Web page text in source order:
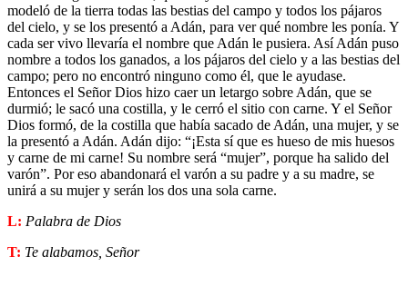
modeló de la tierra todas las bestias del campo y todos los pájaros
del cielo, y se los presentó a Adán, para ver qué nombre les ponía. Y
cada ser vivo llevaría el nombre que Adán le pusiera. Así Adán puso
nombre a todos los ganados, a los pájaros del cielo y a las bestias del
campo; pero no encontró ninguno como él, que le ayudase.
Entonces el Señor Dios hizo caer un letargo sobre Adán, que se
durmió; le sacó una costilla, y le cerró el sitio con carne. Y el Señor
Dios formó, de la costilla que había sacado de Adán, una mujer, y se
la presentó a Adán. Adán dijo: “¡Esta sí que es hueso de mis huesos
y carne de mi carne! Su nombre será “mujer”, porque ha salido del
varón”. Por eso abandonará el varón a su padre y a su madre, se
unirá a su mujer y serán los dos una sola carne.
L: Palabra de Dios
T: Te alabamos, Señor